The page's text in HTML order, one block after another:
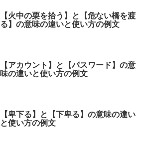
【火中の栗を拾う】と【危ない橋を渡
る】の意味の違いと使い方の例文
【アカウント】と【パスワード】の意
味の違いと使い方の例文
【卑下る】と【下卑る】の意味の違い
と使い方の例文